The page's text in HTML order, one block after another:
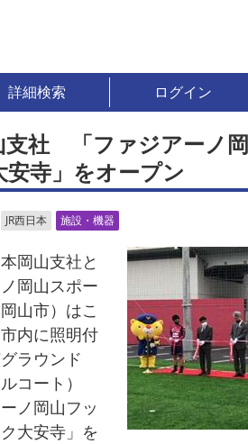
詳細検索 ログイン
支社 「ファジアーノ
安寺」をオープン
JR西日本 施設・機器
岡山支社と
岡山スポー
山市）はこ
内に照明付
ラウンド
コート）
ノ岡山フッ
大安寺」を